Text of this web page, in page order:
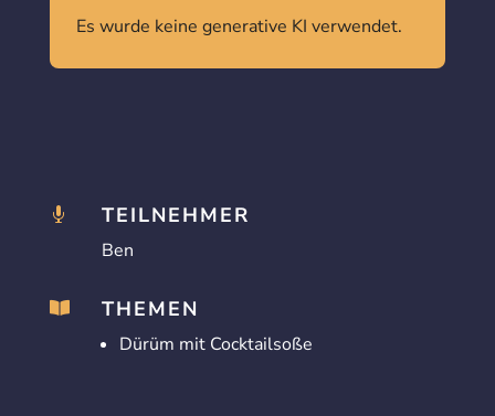
Es wurde keine generative KI verwendet.
 TEILNEHMER
Ben
 THEMEN
Dürüm mit Cocktailsoße